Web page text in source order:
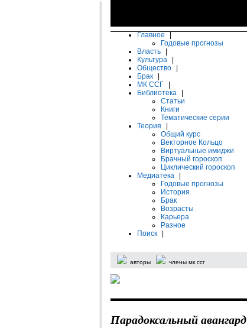
Главное
Годовые прогнозы
Власть
Культура
Общество
Брак
МК ССГ
Библиотека
Статьи
Книги
Тематические серии
Теория
Общий курс
Векторное Кольцо
Виртуальные имиджи
Брачный гороскоп
Циклический гороскоп
Медиатека
Годовые прогнозы
История
Брак
Возрасты
Карьера
Разное
Поиск
авторы члены мк ссг
Парадоксальный авангард